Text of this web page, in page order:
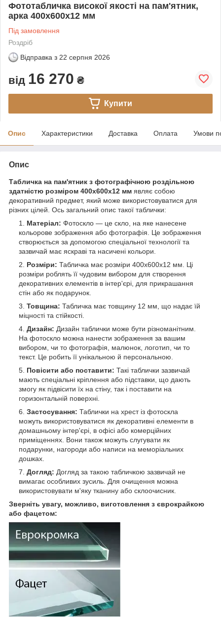
Фототабличка високої якості на пам'ятник,
арка 400х600x12 мм
Під замовлення
Роздріб
Відправка з 22 серпня 2026
від 16 270 ₴
Купити
Опис Характеристики Доставка Оплата Умови
Опис
Табличка на пам'ятник з фотографічною роздільною
здатністю розміром 400х600x12 мм являє собою
декоративний предмет, який може використовуватися для
різних цілей. Ось загальний опис такої таблички:
Матеріал: Фотоскло — це скло, на яке нанесене
кольорове зображення або фотографія. Це зображення
створюється за допомогою спеціальної технології та
зазвичай має яскраві та насичені кольори.
Розміри: Табличка має розміри 400х600x12 мм. Ці
розміри роблять її чудовим вибором для створення
декоративних елементів в інтер'єрі, для прикрашання
стін або як подарунок.
Товщина: Табличка має товщину 12 мм, що надає їй
міцності та стійкості.
Дизайн: Дизайн таблички може бути різноманітним.
На фотоскло можна нанести зображення за вашим
вибором, чи то фотографія, малюнок, логотип, чи то
текст. Це робить її унікальною й персональною.
Повісити або поставити: Такі таблички зазвичай
мають спеціальні кріплення або підставки, що дають
змогу як підвісити їх на стіну, так і поставити на
горизонтальній поверхні.
Застосування: Таблички на хрест із фотоскла
можуть використовуватися як декоративні елементи в
домашньому інтер'єрі, в офісі або комерційних
приміщеннях. Вони також можуть слугувати як
подарунки, нагороди або написи на меморіальних
дошках.
Догляд: Догляд за такою табличкою зазвичай не
вимагає особливих зусиль. Для очищення можна
використовувати м'яку тканину або склоочисник.
Зверніть увагу, можливо, виготовлення з єврокрайкою
або фацетом: